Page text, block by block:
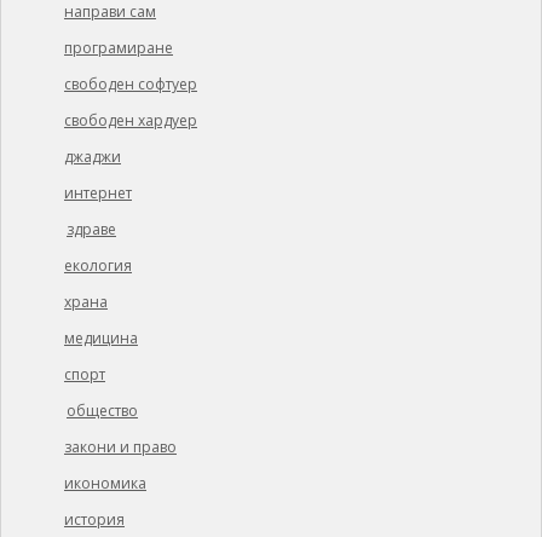
направи сам
програмиране
свободен софтуер
свободен хардуер
джаджи
интернет
здраве
екология
храна
медицина
спорт
общество
закони и право
икономика
история